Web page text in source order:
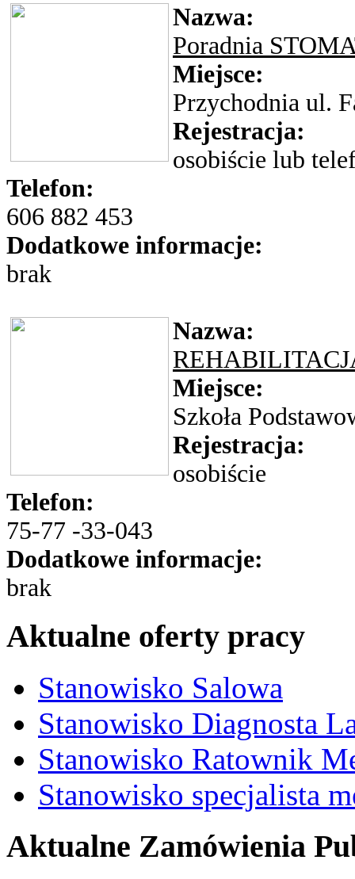
Nazwa:
Poradnia
Miejsce:
Przychodnia ul.
Rejestracja:
osobiście lub
Telefon:
606 882 453
Dodatkowe informacje:
brak
Nazwa:
Miejsce:
Szkoła
Rejestracja:
osobiście
Telefon:
75-77 -33-043
Dodatkowe informacje:
brak
Aktualne oferty pracy
Stanowisko Salowa
Stanowisko Diagnosta
Stanowisko Ratownik
Stanowisko specjalista
Aktualne Zamówienia